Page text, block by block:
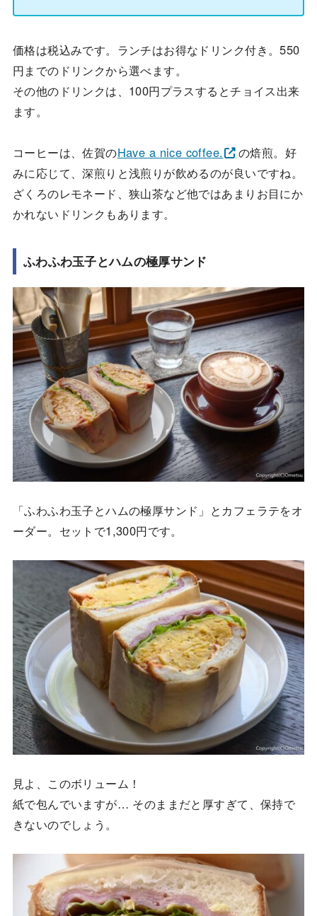
価格は税込みです。ランチはお得なドリンク付き。550
円までのドリンクから選べます。
その他のドリンクは、100円プラスするとチョイス出来
ます。
コーヒーは、佐賀のHave a nice coffee.
の焙煎。好
みに応じて、深煎りと浅煎りが飲めるのが良いですね。
ざくろのレモネード、狭山茶など他ではあまりお目にか
かれないドリンクもあります。
ふわふわ玉子とハムの極厚サンド
「ふわふわ玉子とハムの極厚サンド」とカフェラテをオ
ーダー。セットで1,300円です。
見よ、このボリューム！
紙で包んでいますが… そのままだと厚すぎて、保持で
きないのでしょう。